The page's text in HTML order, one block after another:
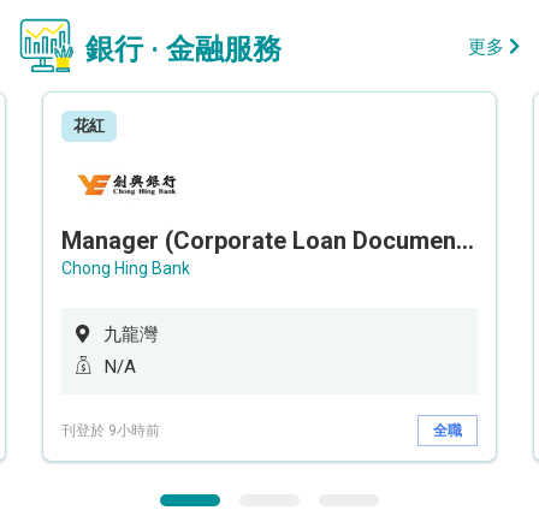
銀行 · 金融服務 更多
花紅
Manager (Corporate Loan Documentation) - Credit Administration Department
Chong Hing Bank
九龍灣
N/A
刊登於 9小時前 全職